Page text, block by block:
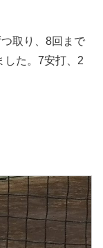
取り、8回まで
した。7安打、2